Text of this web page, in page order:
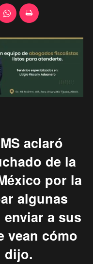
aclaró
de la
por la
algunas
a sus
vean cómo
dijo.